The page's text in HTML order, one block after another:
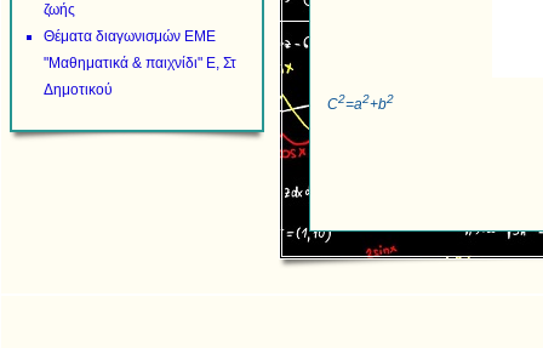
ζωής
Θέματα διαγωνισμών ΕΜΕ
"Μαθηματικά & παιχνίδι" Ε, Στ
Δημοτικού
C2=a2+b2